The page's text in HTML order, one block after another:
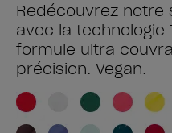
Redécouvrez
avec la technologie
formule ultra
précision. Vegan.